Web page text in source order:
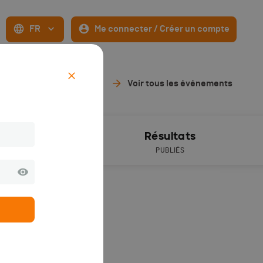
FR Me connecter / Créer un compte
Voir tous les événements
Résultats
PUBLIÉS